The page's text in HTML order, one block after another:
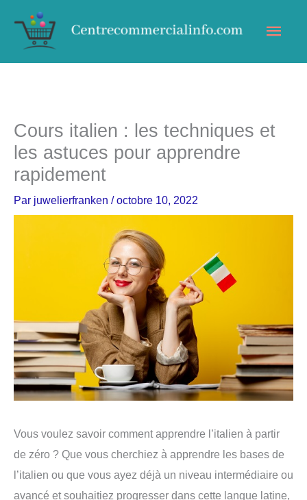
contenu
Cours italien : les techniques et
les astuces pour apprendre
rapidement
Par juwelierfranken /octobre 10, 2022
Vous voulez savoir comment apprendre l’italien à partir
de zéro ? Que vous cherchiez à apprendre les bases de
l’italien ou que vous ayez déjà un niveau intermédiaire ou
avancé et souhaitiez progresser dans cette langue latine,